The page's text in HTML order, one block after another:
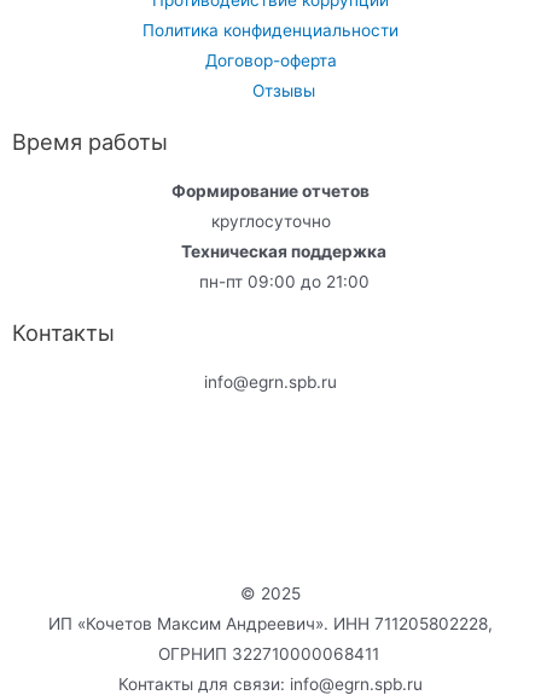
Политика конфиденциальности
Договор-оферта
Отзывы
Время работы
Формирование отчетов
круглосуточно
Техническая поддержка
пн-пт 09:00 до 21:00
Контакты
info@egrn.spb.ru
© 2025
ИП «Кочетов Максим Андреевич». ИНН 711205802228,
ОГРНИП 322710000068411
Контакты для связи: info@egrn.spb.ru